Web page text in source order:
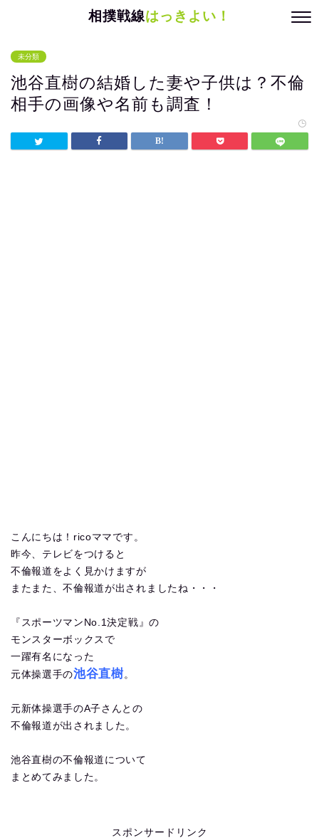
相撲戦線はっきよい！
未分類
池谷直樹の結婚した妻や子供は？不倫
相手の画像や名前も調査！
こんにちは！ricoママです。
昨今、テレビをつけると
不倫報道をよく見かけますが
またまた、不倫報道が出されましたね・・・
『スポーツマンNo.1決定戦』の
モンスターボックスで
一躍有名になった
元体操選手の池谷直樹。
元新体操選手のA子さんとの
不倫報道が出されました。
池谷直樹の不倫報道について
まとめてみました。
スポンサードリンク